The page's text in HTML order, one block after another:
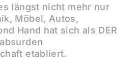
längst nicht mehr nur
Möbel, Autos,
Hand hat sich als DER
etabliert.